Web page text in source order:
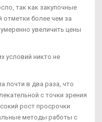
так как закупочные
более чем за
увеличить цены
условий никто не
почти в два раза, что
с точки зрения
рост просрочки
методы работы с